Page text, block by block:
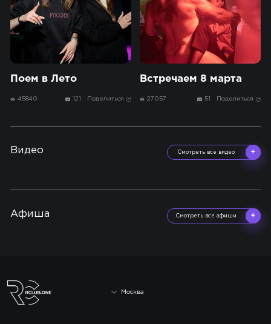
Поем в Лето
45840 121 Поделиться
Встречаем 8 марта
27057 51 Поделиться
Видео Смотреть все видео
Афиша Смотреть все афиши
Москва